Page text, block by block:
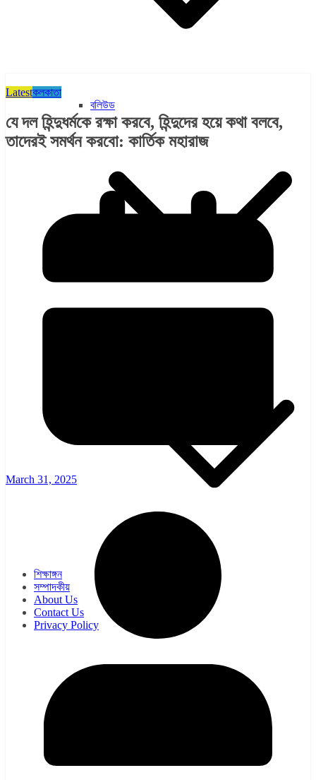
বলিউড
শিক্ষাঙ্গন
সম্পাদকীয়
About Us
Contact Us
Privacy Policy
Latestকলকাতা
যে দল হিন্দুধর্মকে রক্ষা করবে, হিন্দুদের হয়ে কথা বলবে,
তাদেরই সমর্থন করবো: কার্তিক মহারাজ
March 31, 2025